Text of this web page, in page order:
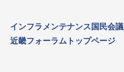
インフラメンテナンス国民会議
近畿フォーラムトップページ